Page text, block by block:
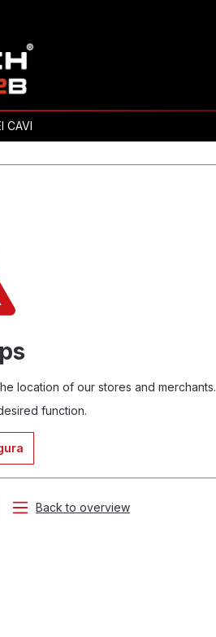
CAVI
location of our stores and merchants.
function.
Back to overview